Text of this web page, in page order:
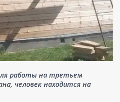
работы на третьем
человек находится на